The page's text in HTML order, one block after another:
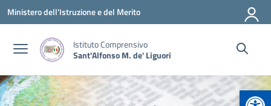
Vai ai contenuti
Vai al menu di navigazione
Vai al footer
Ministero dell'Istruzione e del Merito
Istituto Comprensivo
Sant'Alfonso M. de' Liguori